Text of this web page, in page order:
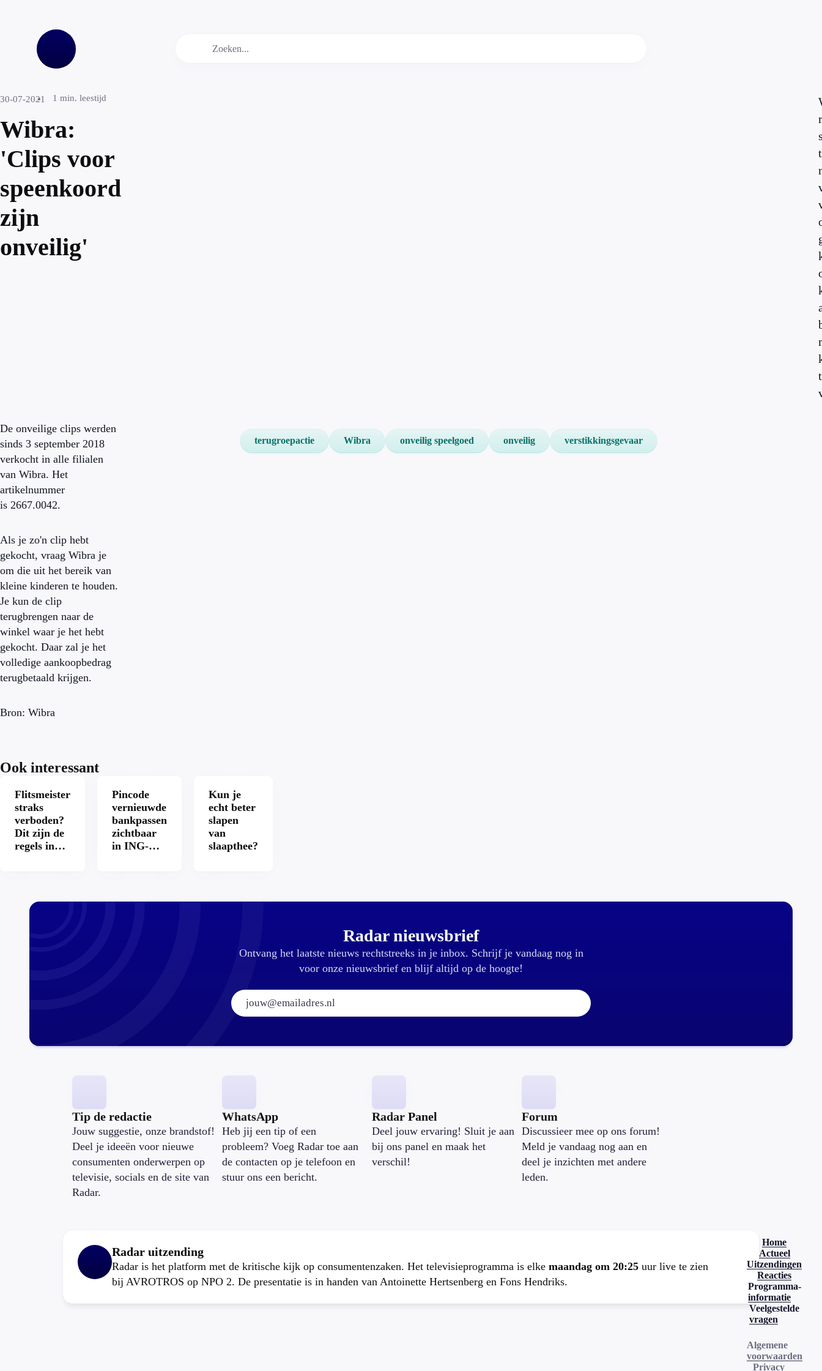
30-07-2021 1 min. leestijd
Wibra:
'Clips voor
speenkoord
zijn
onveilig'
De onveilige clips werden
sinds 3 september 2018
verkocht in alle filialen
van Wibra. Het
artikelnummer
is 2667.0042.
Als je zo'n clip hebt
gekocht, vraag Wibra je
om die uit het bereik van
kleine kinderen te houden.
Je kun de clip
terugbrengen naar de
winkel waar je het hebt
gekocht. Daar zal je het
volledige aankoopbedrag
terugbetaald krijgen.
Bron: Wibra
terugroepactie Wibra onveilig speelgoed onveilig verstikkingsgevaar
Ook interessant
Flitsmeister
straks
verboden?
Dit zijn de
regels in
Pincode
vernieuwde
bankpassen
zichtbaar
in ING-
Kun je
echt beter
slapen
van
slaapthee?
Radar nieuwsbrief
Ontvang het laatste nieuws rechtstreeks in je inbox. Schrijf je vandaag nog in
voor onze nieuwsbrief en blijf altijd op de hoogte!
E-mailadres:
Tip de redactie
Jouw suggestie, onze brandstof!
Deel je ideeën voor nieuwe
consumenten onderwerpen op
televisie, socials en de site van
Radar.
WhatsApp
Heb jij een tip of een
probleem? Voeg Radar toe aan
de contacten op je telefoon en
stuur ons een bericht.
Radar Panel
Deel jouw ervaring! Sluit je aan
bij ons panel en maak het
verschil!
Forum
Discussieer mee op ons forum!
Meld je vandaag nog aan en
deel je inzichten met andere
leden.
Radar uitzending
Radar is het platform met de kritische kijk op consumentenzaken. Het televisieprogramma is elke maandag om 20:25 uur live te zien
bij AVROTROS op NPO 2. De presentatie is in handen van Antoinette Hertsenberg en Fons Hendriks.
Home
Actueel
Uitzendingen
Reacties
Programma-
informatie
Veelgestelde
vragen
Algemene
voorwaarden
Privacy